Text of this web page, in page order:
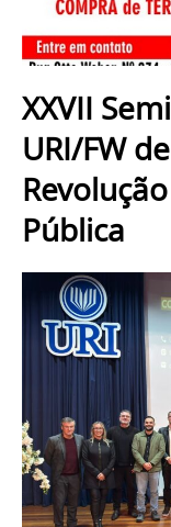
XXVII
URI/FW
Pública